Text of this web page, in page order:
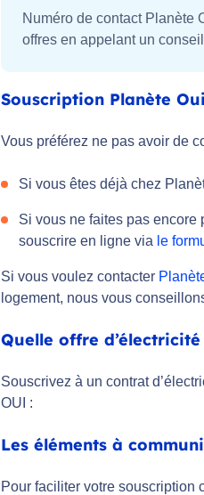
Numéro de contact Planète
offres en appelant un
Souscription Planète
Vous préférez ne pas avoir de
Si vous êtes déjà chez
Si vous ne faites pas encore
souscrire en ligne via le
Si vous voulez contacter
logement, nous vous
Quelle offre
Souscrivez à un contrat
OUI :
Les éléments à
Pour faciliter votre souscription